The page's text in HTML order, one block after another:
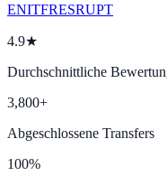
ENITFRESRUPT
4.9★
Durchschnittliche
3,800+
Abgeschlossene Transfers
100%